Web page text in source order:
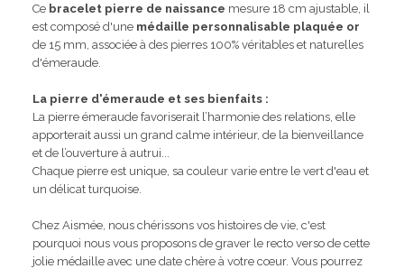
Ce bracelet pierre de naissance mesure 18 cm ajustable, il
est composé d'une médaille personnalisable plaquée or
de 15 mm, associée à des pierres 100% véritables et naturelles
d'émeraude.
La pierre d'émeraude et ses bienfaits :
La pierre émeraude favoriserait l’harmonie des relations, elle
apporterait aussi un grand calme intérieur, de la bienveillance
et de l’ouverture à autrui...
Chaque pierre est unique, sa couleur varie entre le vert d'eau et
un délicat turquoise.
Chez Aismée, nous chérissons vos histoires de vie, c'est
pourquoi nous vous proposons de graver le recto verso de cette
jolie médaille avec une date chère à votre cœur. Vous pourrez